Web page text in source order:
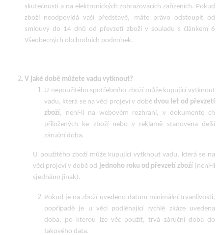
skutečnosti a na elektronických zobrazovacích zařízeních. Pokud
zboží neodpovídá vaší představě, máte právo odstoupit od
smlouvy do 14 dnů od převzetí zboží v souladu s článkem 6
Všeobecných obchodních podmínek.
V jaké době můžete vadu vytknout?
U nepoužitého spotřebního zboží může kupující vytknout
vadu, která se na věci projeví v době dvou let od převzetí
zboží, není-li na webovém rozhraní, v dokumente ch
přiložených ke zboží nebo v reklamě stanovena delší
záruční doba.
U použitého zboží může kupující vytknout vadu, která se na
věci projeví v době od jednoho roku od převzetí zboží (není-li
sjednáno jinak).
Pokud je na zboží uvedeno datum minimální trvanlivosti,
popřípadě je u věci podléhající rychlé zkáze uvedena
doba, po kterou lze věc použít, trvá záruční doba do
takového data.